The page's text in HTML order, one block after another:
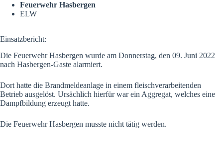
Feuerwehr Hasbergen
ELW
Einsatzbericht:
Die Feuerwehr Hasbergen wurde am Donnerstag, den 09. Juni 2022
nach Hasbergen-Gaste alarmiert.
Dort hatte die Brandmeldeanlage in einem fleischverarbeitenden
Betrieb ausgelöst. Ursächlich hierfür war ein Aggregat, welches eine
Dampfbildung erzeugt hatte.
Die Feuerwehr Hasbergen musste nicht tätig werden.